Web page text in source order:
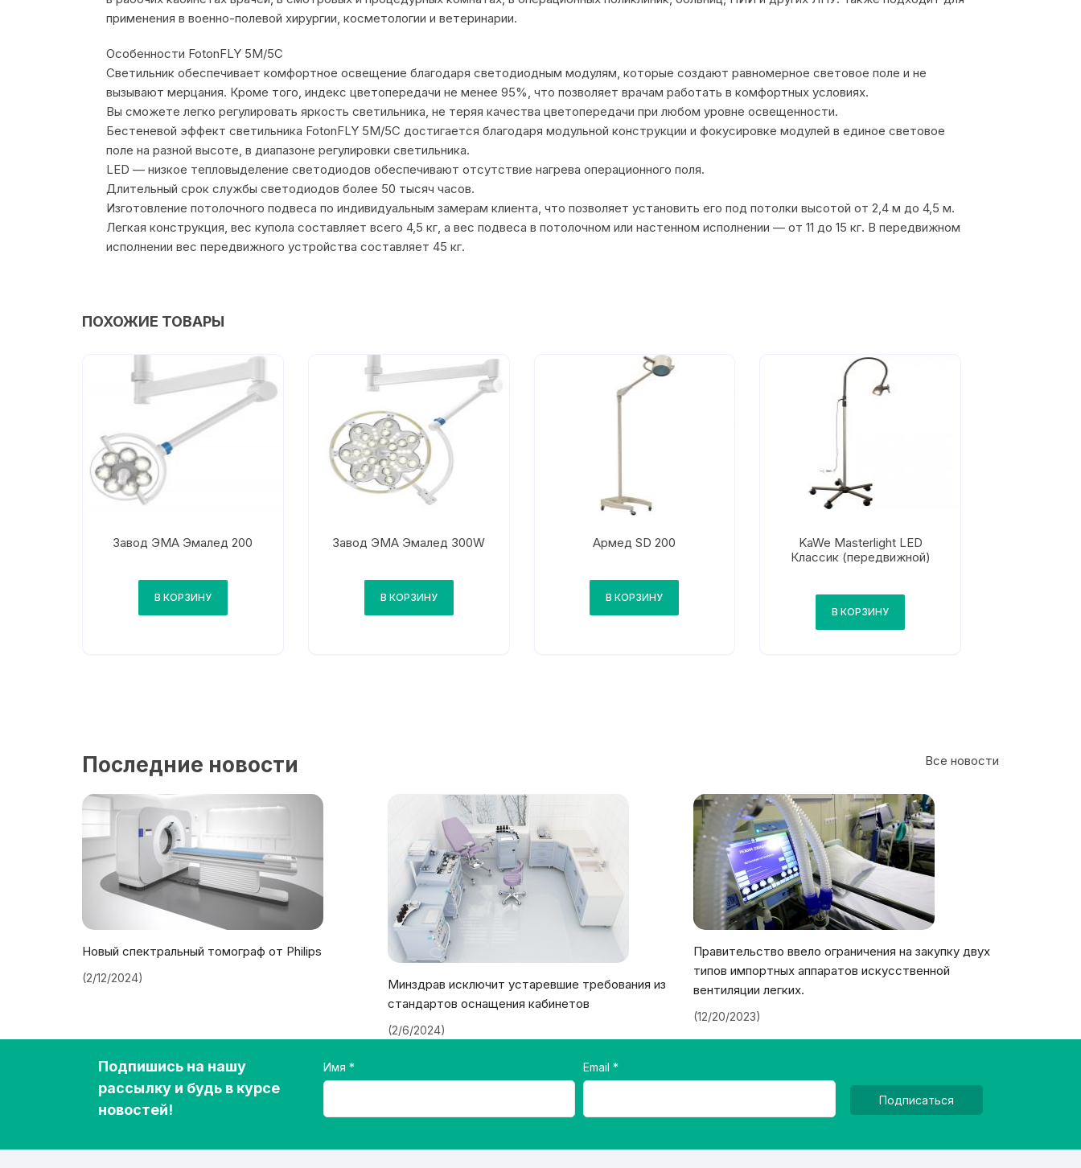
применения в военно-полевой хирургии, косметологии и ветеринарии.
Особенности FotonFLY 5М/5С
Светильник обеспечивает комфортное освещение благодаря светодиодным модулям, которые создают равномерное световое поле и не
вызывают мерцания. Кроме того, индекс цветопередачи не менее 95%, что позволяет врачам работать в комфортных условиях.
Вы сможете легко регулировать яркость светильника, не теряя качества цветопередачи при любом уровне освещенности.
Бестеневой эффект светильника FotonFLY 5М/5С достигается благодаря модульной конструкции и фокусировке модулей в единое световое
поле на разной высоте, в диапазоне регулировки светильника.
LED — низкое тепловыделение светодиодов обеспечивают отсутствие нагрева операционного поля.
Длительный срок службы светодиодов более 50 тысяч часов.
Изготовление потолочного подвеса по индивидуальным замерам клиента, что позволяет установить его под потолки высотой от 2,4 м до 4,5 м.
Легкая конструкция, вес купола составляет всего 4,5 кг, а вес подвеса в потолочном или настенном исполнении — от 11 до 15 кг. В передвижном
исполнении вес передвижного устройства составляет 45 кг.
ПОХОЖИЕ ТОВАРЫ
Завод ЭМА Эмалед 200
В КОРЗИНУ
Завод ЭМА Эмалед 300W
В КОРЗИНУ
Армед SD 200
В КОРЗИНУ
KaWe Masterlight LED
Классик (передвижной)
В КОРЗИНУ
Все новости
Последние новости
Новый спектральный томограф от Philips
(2/12/2024)
Минздрав исключит устаревшие требования из
стандартов оснащения кабинетов
(2/6/2024)
Правительство ввело ограничения на закупку двух
типов импортных аппаратов искусственной
вентиляции легких.
(12/20/2023)
Подпишись на нашу
рассылку и будь в курсе
новостей!
Имя Email
Подписаться